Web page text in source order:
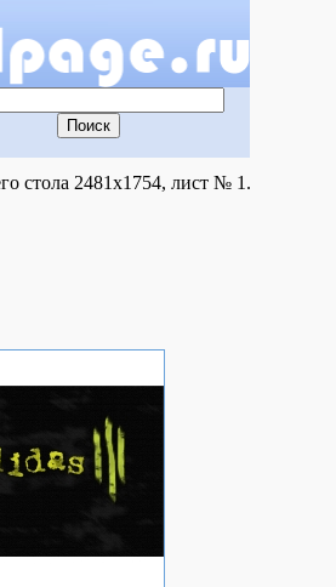
стола 2481x1754, лист № 1.